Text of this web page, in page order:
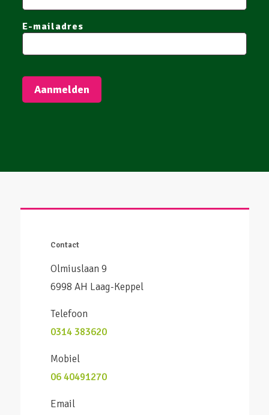
E-mailadres
Contact
Olmiuslaan 9
6998 AH Laag-Keppel
Telefoon
0314 383620
Mobiel
06 40491270
Email